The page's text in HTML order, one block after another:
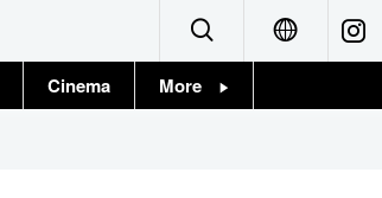
Cinema More